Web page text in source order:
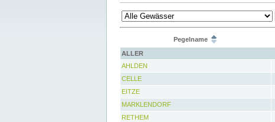
Pegelname
ALLER
AHLDEN
CELLE
EITZE
MARKLENDORF
RETHEM